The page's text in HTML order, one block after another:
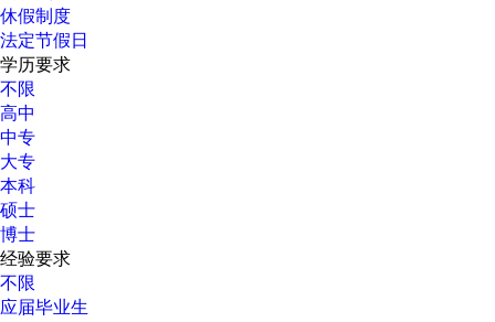
休假制度
法定节假日
学历要求
不限
高中
中专
大专
本科
硕士
博士
经验要求
不限
应届毕业生